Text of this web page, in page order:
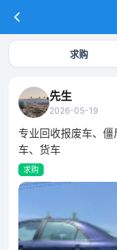
求购
先生
2026-05-19
专业回收报废车、
车、货车
求购